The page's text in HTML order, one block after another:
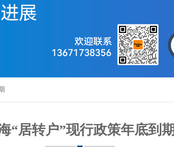
“居转户”现行政策年底到期